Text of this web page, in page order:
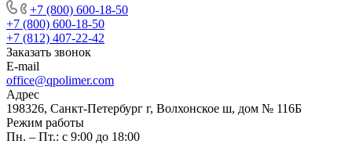
+7 (800) 600-18-50
+7 (800) 600-18-50
+7 (812) 407-22-42
Заказать звонок
E-mail
office@qpolimer.com
Адрес
198326, Санкт-Петербург г, Волхонское ш, дом № 116Б
Режим работы
Пн. – Пт.: с 9:00 до 18:00